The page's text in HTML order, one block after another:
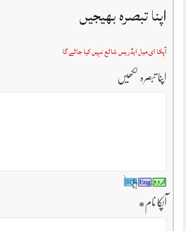
اپنا تبصرہ بھیجیں
آپکا ای میل ایڈریس شائع نہیں کیا جائے گا
اپنا تبصرہ لکھیں
آپکا نام*